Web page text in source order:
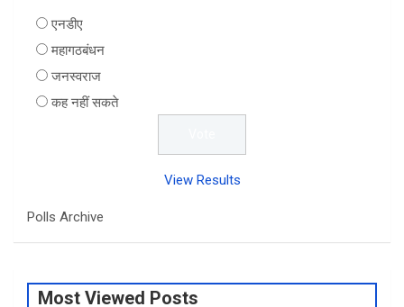
एनडीए
महागठबंधन
जनस्वराज
कह नहीं सकते
View Results
Polls Archive
Most Viewed Posts